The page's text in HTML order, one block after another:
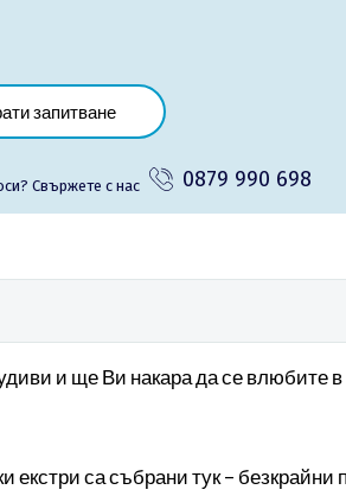
запитване
Cвържете с нас 0879 990 698
и ще Ви накара да се влюбите в
са събрани тук – безкрайни